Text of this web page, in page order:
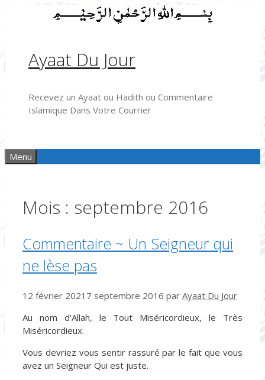
Ayaat Du Jour
Recevez un Ayaat ou Hadith ou Commentaire
Islamique Dans Votre Courrier
Menu
Mois : septembre 2016
Commentaire ~ Un Seigneur qui
ne lèse pas
12 février 2021 7 septembre 2016 par Ayaat Du Jour
Au nom d’Allah, le Tout Miséricordieux, le Très
Miséricordieux.
Vous devriez vous sentir rassuré par le fait que vous
avez un Seigneur Qui est juste.